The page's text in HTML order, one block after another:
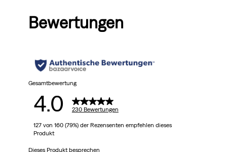
Bewertungen
Bewertungen
Gesamtbewertung
4.0 230 Bewertungen
127 von 160 (79%) der Rezensenten empfehlen dieses
Produkt
Dieses Produkt besprechen